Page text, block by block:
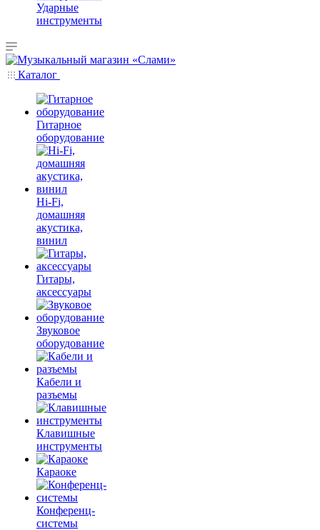
Ударные
инструменты
Каталог
Гитарное
оборудование
Hi-Fi,
домашняя
акустика,
винил
Гитары,
аксессуары
Звуковое
оборудование
Кабели и
разъемы
Клавишные
инструменты
Караоке
Конференц-
системы